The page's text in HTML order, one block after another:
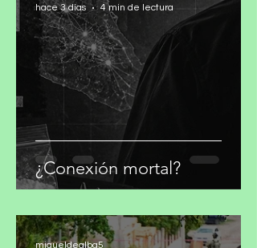
¿Conexión mortal?
migueldealba5
hace 3 días
4 min de lectura